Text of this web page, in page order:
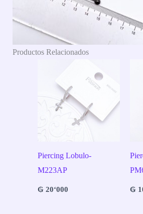
Productos Relacionados
Piercing Lobulo-
M223AP
₲20‘000 ₲